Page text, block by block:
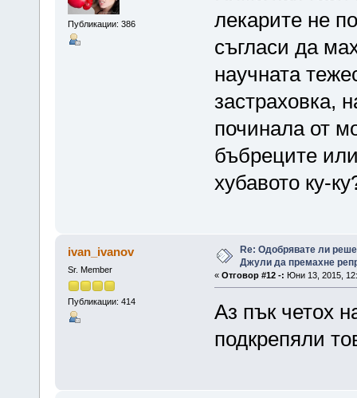
Публикации: 386
лекарите не
съгласи да
научната
застраховка,
починала от
бъбреците
хубавото ку-
ivan_ivanov
Sr. Member
Публикации: 414
Re: Одобрявате ли
Джули да премахне
« Отговор #12 -: Юни 13, 2015,
Аз пък четох
подкрепяли